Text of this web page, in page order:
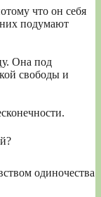
что он себя
них подумают
Она под
свободы и
одиночества